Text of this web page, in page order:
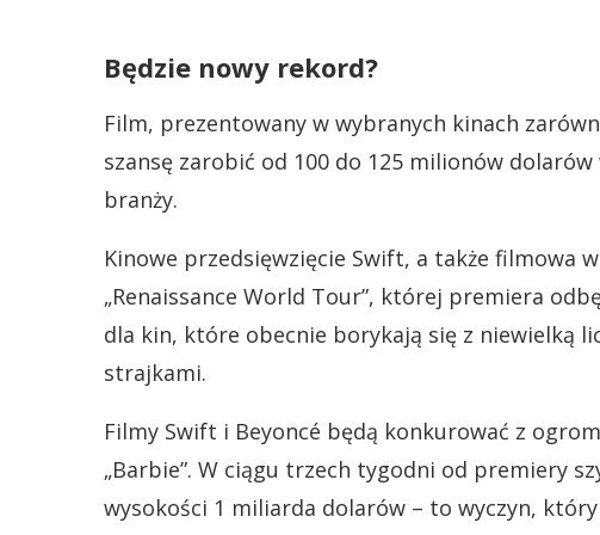
Będzie nowy rekord?
Film, prezentowany w wybranych kinach
szansę zarobić od 100 do 125 milionów
branży.
Kinowe przedsięwzięcie Swift, a także filmowa
„Renaissance World Tour”, której premiera
dla kin, które obecnie borykają się z niewielką
strajkami.
Filmy Swift i Beyoncé będą konkurować z
„Barbie”. W ciągu trzech tygodni od premiery
wysokości 1 miliarda dolarów – to wyczyn,